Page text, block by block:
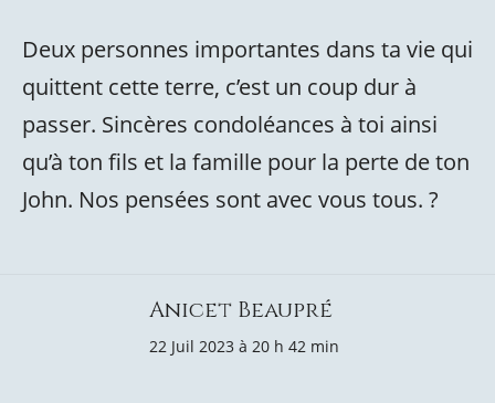
Deux personnes importantes dans ta vie qui
quittent cette terre, c’est un coup dur à
passer. Sincères condoléances à toi ainsi
qu’à ton fils et la famille pour la perte de ton
John. Nos pensées sont avec vous tous. ?️
Anicet Beaupré
22 Juil 2023 à 20 h 42 min